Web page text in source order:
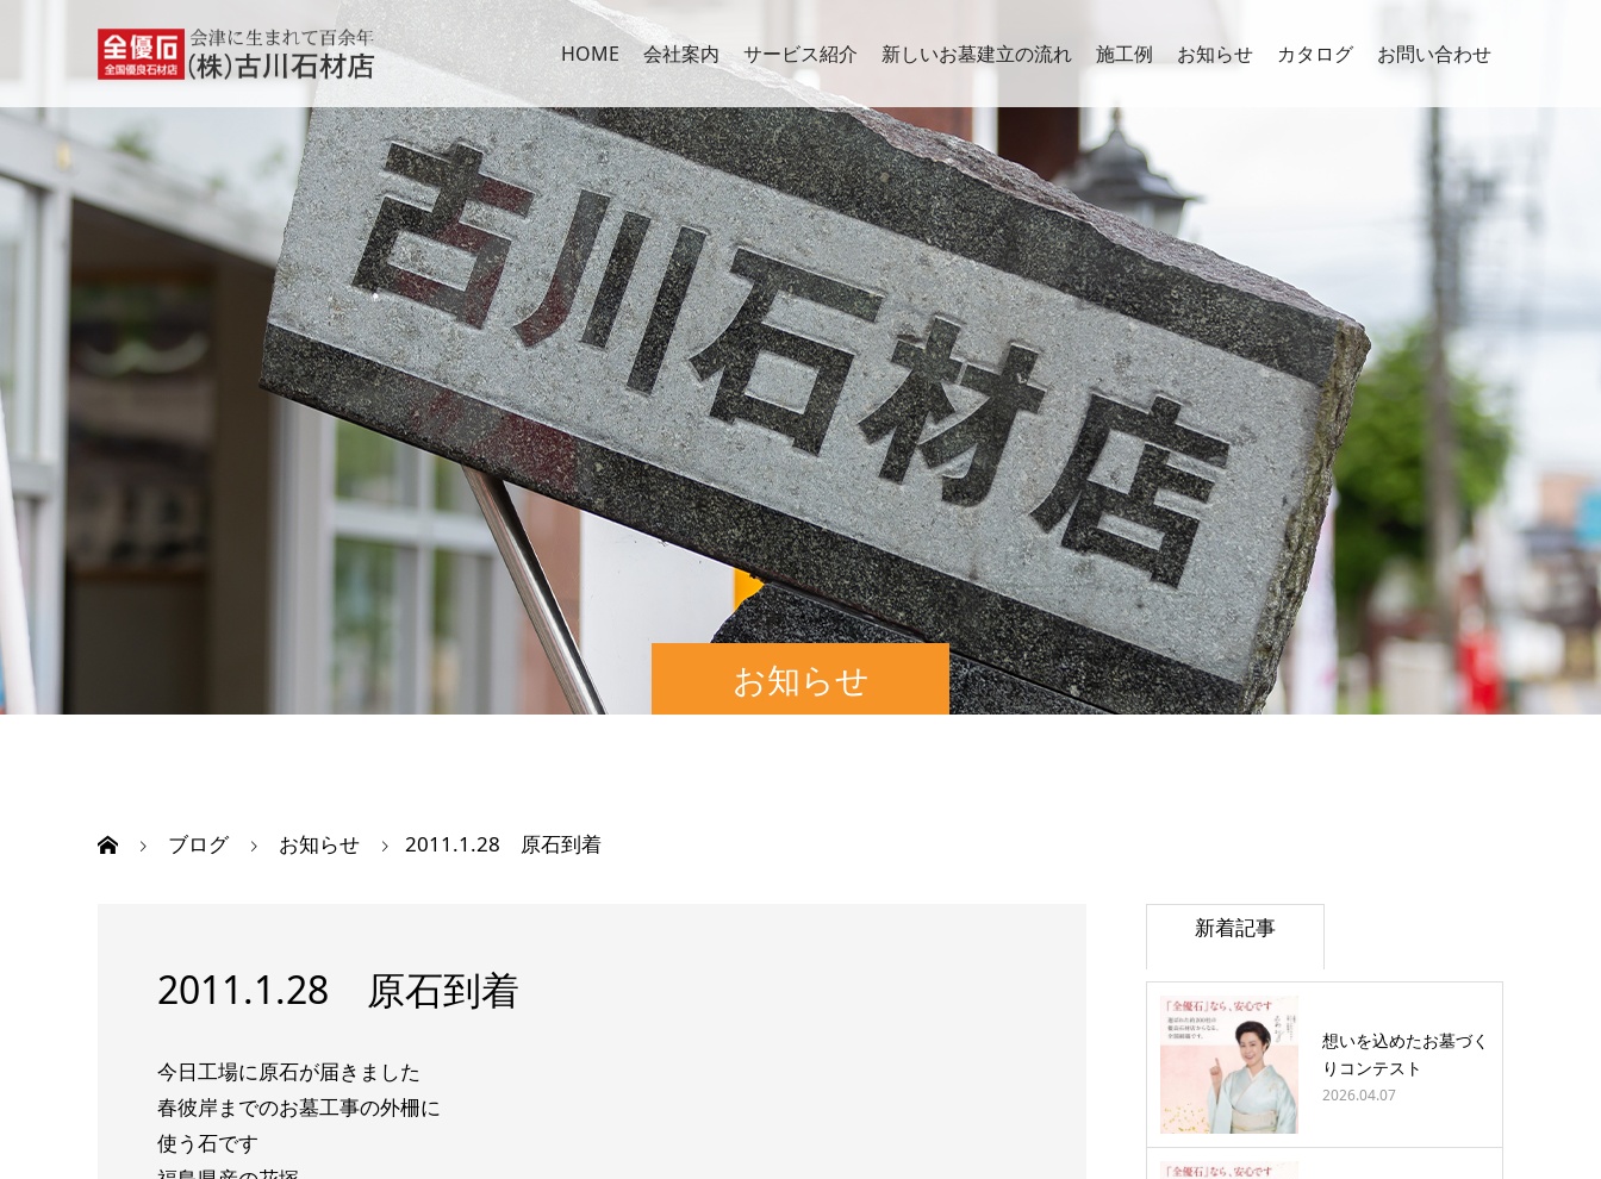
HOME 会社案内 サービス紹介 新しいお墓建立の流れ 施工例 お知らせ カタログ お問い合わせ
お知らせ
ブログ お知らせ 2011.1.28 原石到着
2011.1.28 原石到着
今日工場に原石が届きました
春彼岸までのお墓工事の外柵に
使う石です
新着記事
想いを込めたお墓づく
りコンテスト
2026.04.07